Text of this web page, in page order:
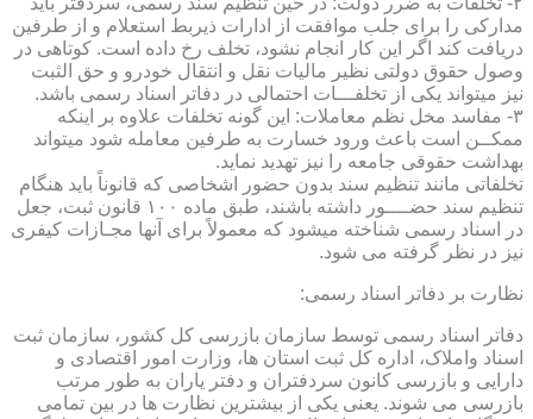
مدارکی را برای جلب موافقت از ادارات ذیربط استعلام و از طرفین
دریافت کند اگر این کار انجام نشود، تخلف رخ داده است. کوتاهی در
وصول حقوق دولتی نظیر مالیات نقل و انتقال خودرو و حق الثبت
نیز میتواند یکی از تخلفـــات احتمالی در دفاتر اسناد رسمی باشد.
۳- مفاسد مخل نظم معاملات: این گونه تخلفات علاوه بر اینکه
ممکــن است باعث ورود خسارت به طرفین معامله شود میتواند
بهداشت حقوقی جامعه را نیز تهدید نماید.
تخلفاتی مانند تنظیم سند بدون حضور اشخاصی که قانوناً باید هنگام
تنظیم سند حضــــور داشته باشند، طبق ماده ۱۰۰ قانون ثبت، جعل
در اسناد رسمی شناخته میشود که معمولاً برای آنها مجـازات کیفری
نیز در نظر گرفته می شود.
نظارت بر دفاتر اسناد رسمی:
دفاتر اسناد رسمی توسط سازمان بازرسی کل کشور، سازمان ثبت
اسناد واملاک، اداره کل ثبت استان ها، وزارت امور اقتصادی و
دارایی و بازرسی کانون سردفتران و دفتر یاران به طور مرتب
بازرسی می شوند. یعنی یکی از بیشترین نظارت ها در بین تمامی